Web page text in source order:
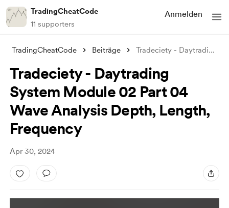
TradingCheatCode
11 supporters
Anmelden
TradingCheatCode Beiträge Tradeciety - Daytrading System Module 02
Tradeciety - Daytrading
System Module 02 Part 04
Wave Analysis Depth, Length,
Frequency
Apr 30, 2024